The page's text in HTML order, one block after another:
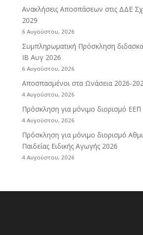
Ανακλήσεις Αποσπάσεων στις ΔΔΕ
2029
6 Αυγούστου, 2026
Συμπληρωματική Πρόσκληση
ΙΒ Αυγ 2026
6 Αυγούστου, 2026
Αποσπασμένοι στα Ωνάσεια 2026-
4 Αυγούστου, 2026
Πρόσκληση για μόνιμο διορισμό
4 Αυγούστου, 2026
Πρόσκληση για μόνιμο διορισμό
Παιδείας Ειδικής Αγωγής 2026
4 Αυγούστου, 2026